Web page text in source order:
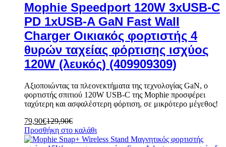
Mophie Speedport 120W 3xUSB-C
PD 1xUSB-A GaN Fast Wall
Charger Οικιακός φορτιστής 4
θυρών ταχείας φόρτισης ισχύος
120W (λευκός) (409909309)
Αξιοποιώντας τα πλεονεκτήματα της τεχνολογίας GaN, ο
φορτιστής σπιτιού 120W USB-C της Mophie προσφέρει
ταχύτερη και ασφαλέστερη φόρτιση, σε μικρότερο μέγεθος!
79,90€129,90€
Προσθήκη στο καλάθι